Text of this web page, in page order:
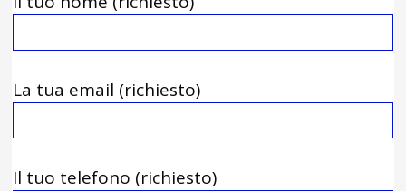
La tua email (richiesto)
Il tuo telefono (richiesto)